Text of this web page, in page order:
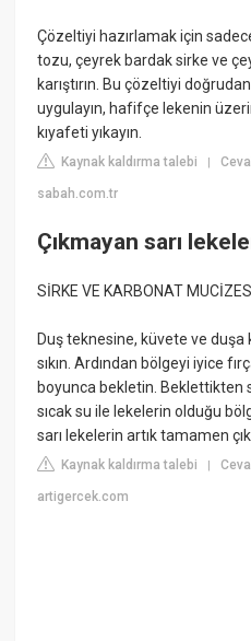
Çözeltiyi hazırlamak için
tozu, çeyrek bardak sirke ve
karıştırın. Bu çözeltiyi
uygulayın, hafifçe lekenin
kıyafeti yıkayın.
Kaynak kaldırma talebi |
sabah.com.tr
Çıkmayan sarı
SİRKE VE KARBONAT
Duş teknesine, küvete ve duşa
sıkın. Ardından bölgeyi iyice
boyunca bekletin. Beklettikten
sıcak su ile lekelerin olduğu
sarı lekelerin artık tamamen
Kaynak kaldırma talebi |
artigercek.com